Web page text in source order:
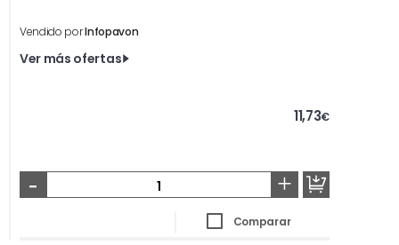
Vendido porInfopavon
Ver más ofertas
11,73€
- +
Comparar